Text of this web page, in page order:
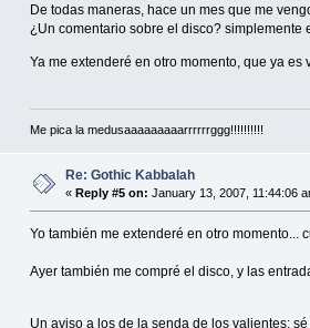
De todas maneras, hace un mes que me
¿Un comentario sobre el disco? simplemente
Ya me extenderé en otro momento, que ya es
Me pica la medusaaaaaaaaarrrrrrggg!!!!!!!!!!
Re: Gothic Kabbalah
«Reply #5 on: January 13, 2007, 11:44:06
Yo también me extenderé en otro momento...
Ayer también me compré el disco, y las
Un aviso a los de la senda de los valientes: